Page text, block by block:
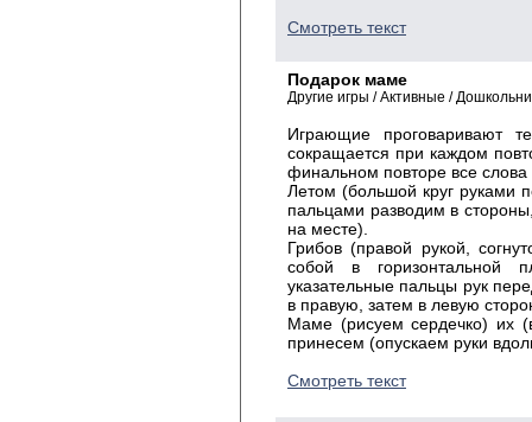
Смотреть текст
Подарок маме
Другие игры / Активные /
Играющие проговаривают
сокращается при каждом
финальном повторе все
Летом (большой круг руками
пальцами разводим в
на месте).
Грибов (правой рукой,
собой в горизонтальной
указательные пальцы рук
в правую, затем в левую
Маме (рисуем сердечко) их
принесем (опускаем руки
Смотреть текст